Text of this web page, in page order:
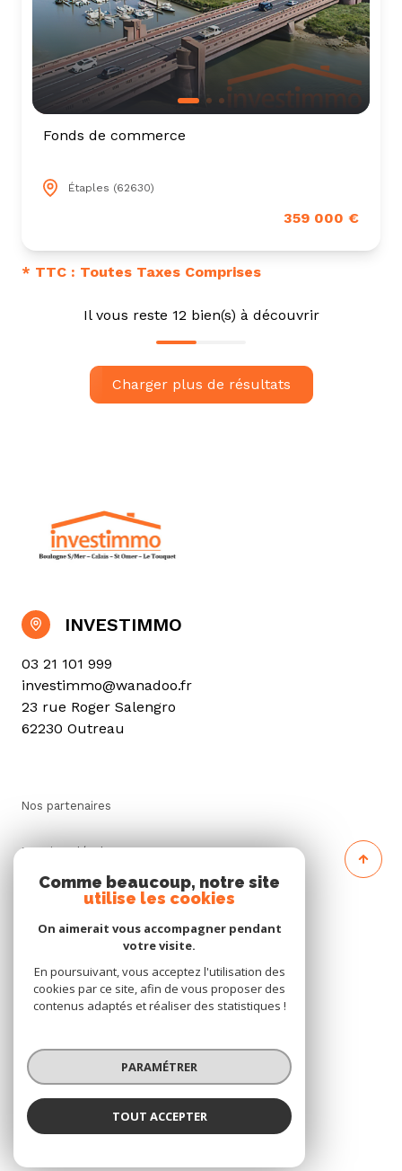
Fonds de commerce
Étaples (62630)
359 000 €
* TTC : Toutes Taxes Comprises
Il vous reste 12 bien(s) à découvrir
Charger plus de résultats
INVESTIMMO
03 21 101 999
investimmo@wanadoo.fr
23 rue Roger Salengro
62230 Outreau
Nos partenaires
Mentions légales
Cookies
© 2026 | Tous droits réservés
Réalisé par
Comme beaucoup, notre site
utilise les cookies
On aimerait vous accompagner pendant
votre visite.
En poursuivant, vous acceptez l'utilisation des
cookies par ce site, afin de vous proposer des
contenus adaptés et réaliser des statistiques !
PARAMÉTRER
TOUT ACCEPTER